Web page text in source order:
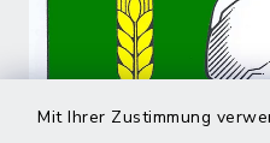
Mit Ihrer Zustimmung